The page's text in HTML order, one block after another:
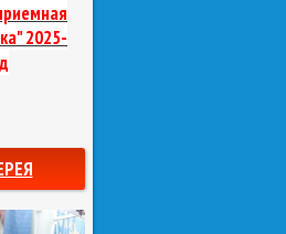
2025-